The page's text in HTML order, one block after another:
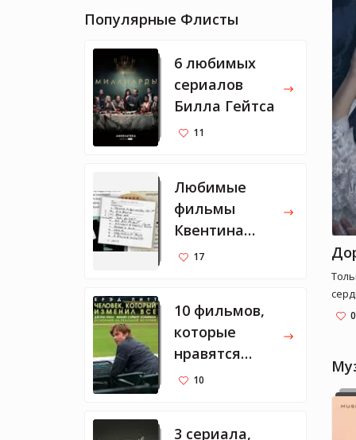
Популярные Флисты
6 любимых
сериалов
Билла Гейтса
11
Любимые
фильмы
Квентина
Тарантино
17
10 фильмов,
которые
нравятся
Марку
10
3 сериала,
0